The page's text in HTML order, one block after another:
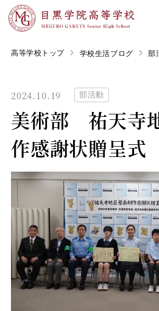
高等学校トップ 学校生活ブログ 部
2024.10.19 部活動
美術部 祐天寺
作感謝状贈呈式